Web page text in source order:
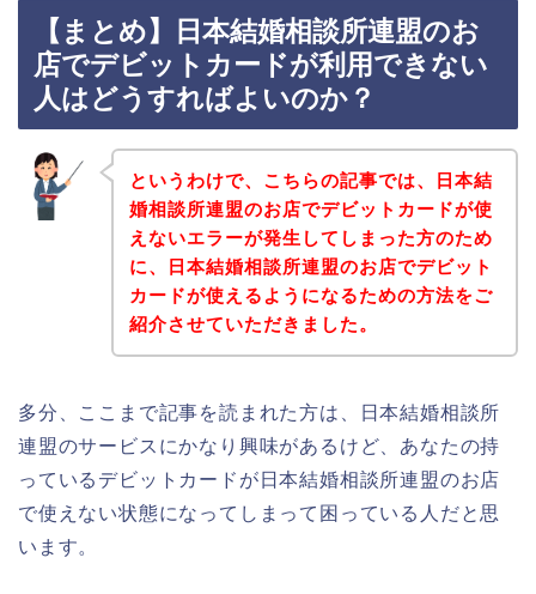
【まとめ】日本結婚相談所連盟のお
店でデビットカードが利用できない
人はどうすればよいのか？
というわけで、こちらの記事では、日本結
婚相談所連盟のお店でデビットカードが使
えないエラーが発生してしまった方のため
に、日本結婚相談所連盟のお店でデビット
カードが使えるようになるための方法をご
紹介させていただきました。
多分、ここまで記事を読まれた方は、日本結婚相談所
連盟のサービスにかなり興味があるけど、あなたの持
っているデビットカードが日本結婚相談所連盟のお店
で使えない状態になってしまって困っている人だと思
います。